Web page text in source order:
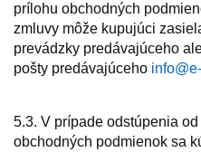
prílohu obchodných
zmluvy môže kupujúci
prevádzky predávajúceho
pošty predávajúceho
5.3. V prípade odstúpenia
obchodných podmienok sa